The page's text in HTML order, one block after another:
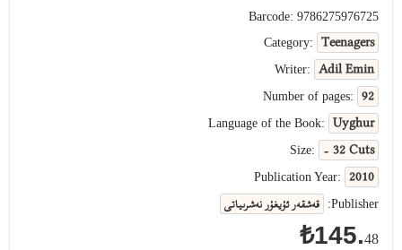
Barcode: 9786275976725
Category:
Teenagers
Writer: Adil Emin
Number of pages: 92
Language of the Book: Uyghur
Size: - 32 Cuts
Publication Year: 2010
Publisher: قەشقەر ئۇيغۇر نەشرىياتى
₺145.48